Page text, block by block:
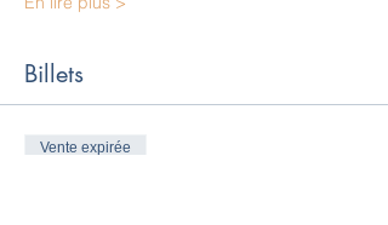
Billets
Vente expirée